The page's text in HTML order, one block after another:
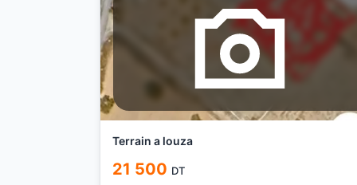
Terrain a louza
21 500 DT